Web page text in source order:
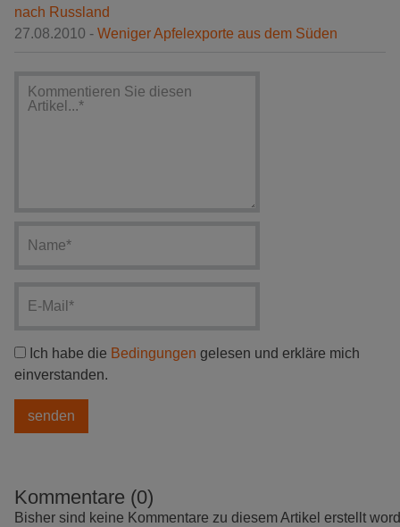
nach Russland
27.08.2010 - Weniger Apfelexporte aus dem Süden
Ich habe die Bedingungen gelesen und erkläre mich
einverstanden.
Kommentare (0)
Bisher sind keine Kommentare zu diesem Artikel erstellt